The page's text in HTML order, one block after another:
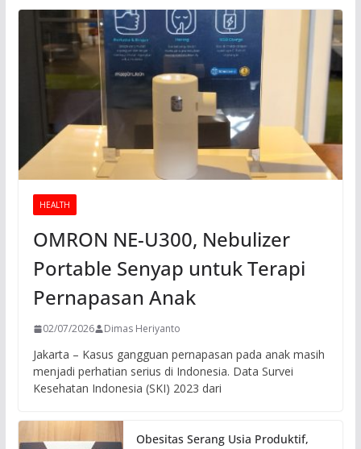
HEALTH
OMRON NE-U300, Nebulizer
Portable Senyap untuk Terapi
Pernapasan Anak
02/07/2026 Dimas Heriyanto
Jakarta – Kasus gangguan pernapasan pada anak masih
menjadi perhatian serius di Indonesia. Data Survei
Kesehatan Indonesia (SKI) 2023 dari
Obesitas Serang Usia Produktif,